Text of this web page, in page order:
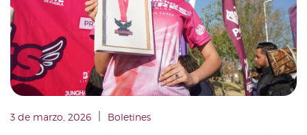
3 de marzo, 2026 Boletines